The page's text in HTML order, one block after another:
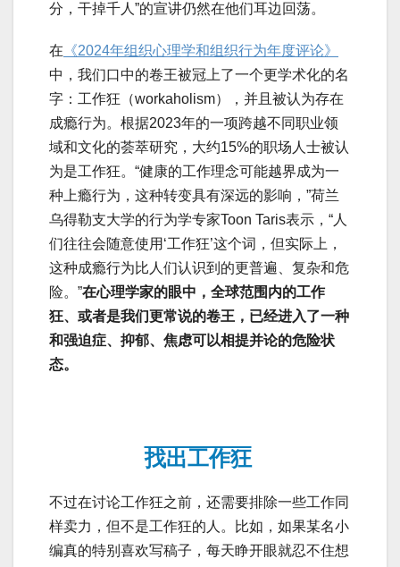
分，干掉千人”的宣讲仍然在他们耳边回荡。
在 《2024年组织心理学和组织行为年度评论》
中，我们口中的卷王被冠上了一个更学术化的名
字：工作狂（workaholism），并且被认为存在
成瘾行为。根据2023年的一项跨越不同职业领
域和文化的荟萃研究，大约15%的职场人士被认
为是工作狂。“健康的工作理念可能越界成为一
种上瘾行为，这种转变具有深远的影响，”荷兰
乌得勒支大学的行为学专家Toon Taris表示，“人
们往往会随意使用‘工作狂’这个词，但实际上，
这种成瘾行为比人们认识到的更普遍、复杂和危
险。”在心理学家的眼中，全球范围内的工作
狂、或者是我们更常说的卷王，已经进入了一种
和强迫症、抑郁、焦虑可以相提并论的危险状
态。
找出工作狂
不过在讨论工作狂之前，还需要排除一些工作同
样卖力，但不是工作狂的人。比如，如果某名小
编真的特别喜欢写稿子，每天睁开眼就忍不住想